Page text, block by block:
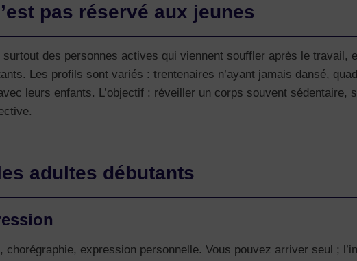
pas réservé aux jeunes
des personnes actives qui viennent souffler après le travail,
Les profils sont variés : trentenaires n’ayant jamais dansé,
leurs enfants. L’objectif : réveiller un corps souvent sédentaire,
adultes débutants
expression personnelle. Vous pouvez arriver seul ;